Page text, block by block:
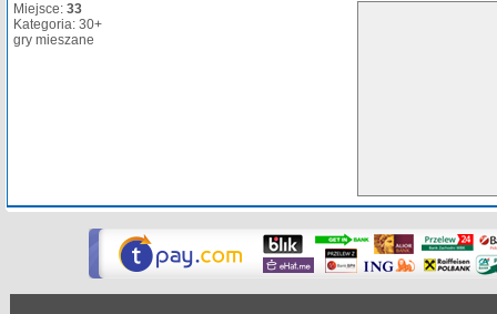
Miejsce: 33
Kategoria: 30+
gry mieszane